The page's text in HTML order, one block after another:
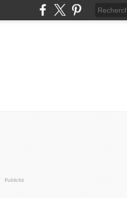
Publicité